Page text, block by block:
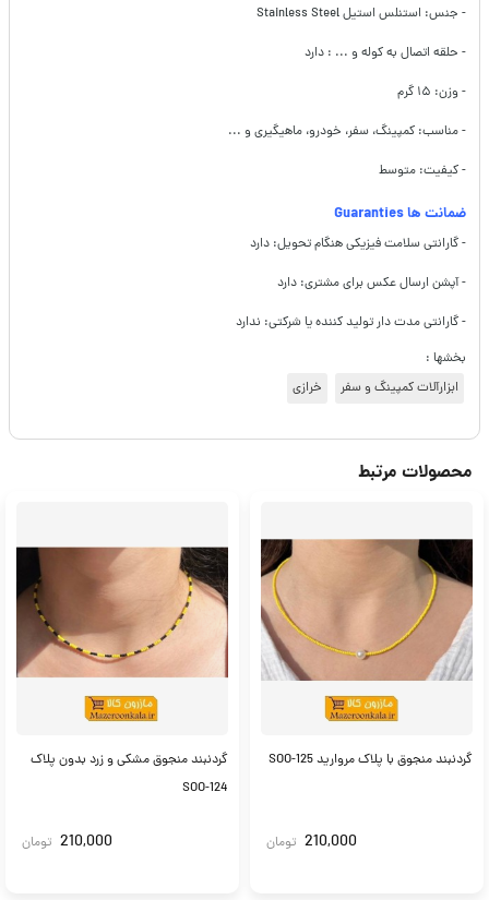
- جنس: استنلس استیل Stainless Steel
- حلقه اتصال به کوله و ... : دارد
- وزن: ۱۵ گرم
- مناسب: کمپینگ، سفر، خودرو، ماهیگیری و ...
- کیفیت: متوسط
ضمانت ها Guaranties
- گارانتی سلامت فیزیکی هنگام تحویل: دارد
- آپشن ارسال عکس برای مشتری: دارد
- گارانتی مدت دار تولید کننده یا شرکتی: ندارد
بخشها :
ابزارآلات کمپینگ و سفر
خرازی
محصولات مرتبط
گردنبند منجوق با پلاک مروارید SOO-125
210,000 تومان
گردنبند منجوق مشکی و زرد بدون پلاک
SOO-124
210,000 تومان